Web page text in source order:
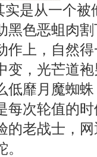
是从一个被
黑色恶蛆肉
作上，自然
变，光芒道
低靡月魔蜘
每次轮值的
的老战士，